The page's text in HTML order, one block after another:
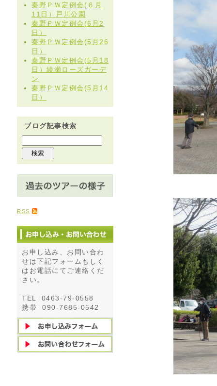
秦野ＰＷ定例会(６月
11日）戸川公園
秦野ＰＷ定例会(6月2
日）
秦野ＰＷ定例会(5月26
日）
秦野ＰＷ定例会(5月18
日）綾瀬ローズガーデ
ン
秦野ＰＷ定例会(5月14
日）
ブログ記事検索
RSS
お申し込み、お問い合わ
せは下記フォームもしく
はお電話にてご連絡くだ
さい。
TEL 0463-79-0558
携帯 090-7685-0542